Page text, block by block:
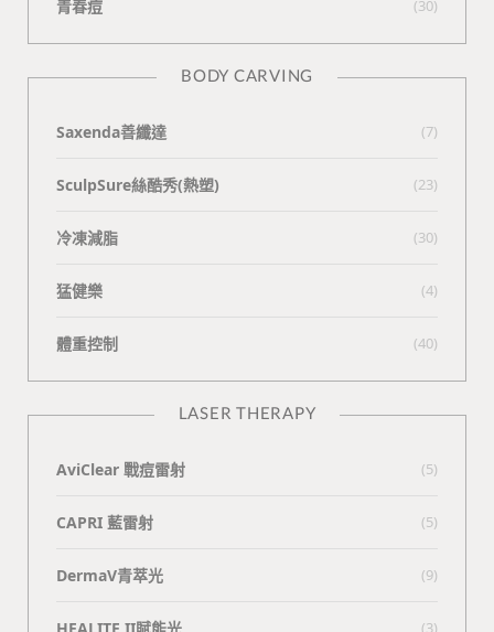
青春痘 (30)
BODY CARVING
Saxenda善纖達 (7)
SculpSure絲酷秀(熱塑) (23)
冷凍減脂 (30)
猛健樂 (4)
體重控制 (40)
LASER THERAPY
AviClear 戰痘雷射 (5)
CAPRI 藍雷射 (5)
DermaV青萃光 (9)
HEALITE II賦能光 (3)